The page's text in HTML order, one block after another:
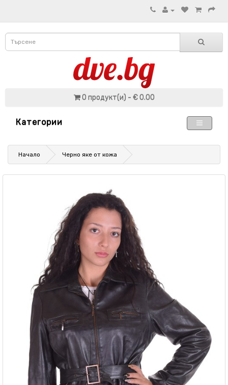
0 продукт(и) - € 0.00
Категории
Начало Черно яке от кожа